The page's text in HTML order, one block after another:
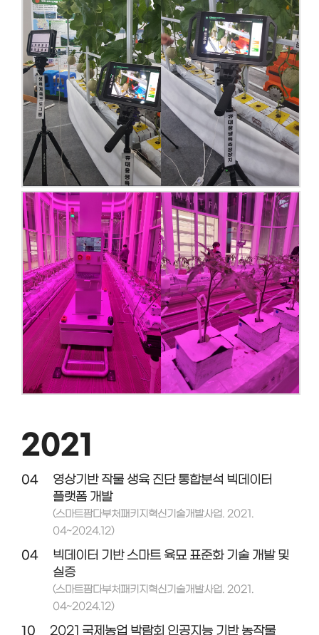
2021
04
영상기반 작물 생육 진단 통합분석 빅데이터
플랫폼 개발
(스마트팜다부처패키지혁신기술개발사업. 2021.
04~2024.12)
04
빅데이터 기반 스마트 육묘 표준화 기술 개발 및
실증
(스마트팜다부처패키지혁신기술개발사업. 2021.
04~2024.12)
10
2021 국제농업 박람회 인공지능 기반 농작물